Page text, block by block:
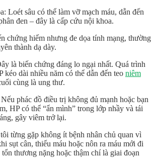
: Loét sâu có thể làm vỡ mạch máu, dẫn đến
đen – đây là cấp cứu nội khoa.
chứng hiếm nhưng đe dọa tính mạng, thường
thành dạ dày.
là biến chứng đáng lo ngại nhất. Quá trình
kéo dài nhiều năm có thể dẫn đến teo niêm
cùng là ung thư.
Nếu phác đồ điều trị không đủ mạnh hoặc bạn
HP có thể “ẩn mình” trong lớp nhầy và tái
gây viêm trở lại.
từng gặp không ít bệnh nhân chủ quan vì
sụt cân, thiếu máu hoặc nôn ra máu mới đi
thương nặng hoặc thậm chí là giai đoạn